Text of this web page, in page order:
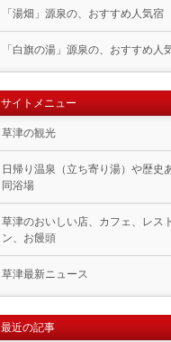
「湯畑」源泉の、おすすめ人気宿
「白旗の湯」源泉の、おすすめ人
サイトメニュー
草津の観光
日帰り温泉（立ち寄り湯）や歴史
同浴場
草津のおいしい店、カフェ、レス
ン、お饅頭
草津最新ニュース
最近の記事